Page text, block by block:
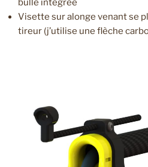
bulle intégrée
Visette sur alonge venant se
tireur (j’utilise une flèche